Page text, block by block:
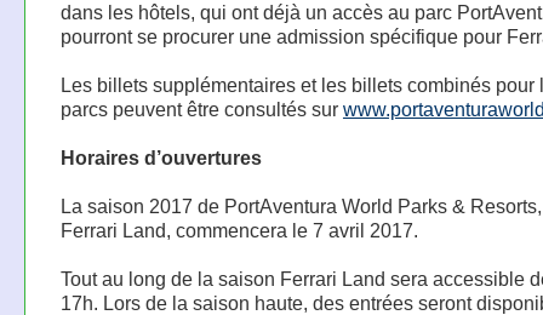
dans les hôtels, qui ont déjà un accès au parc
pourront se procurer une admission spécifique pour
Les billets supplémentaires et les billets combinés pour
parcs peuvent être consultés sur
Horaires d’ouvertures
La saison 2017 de PortAventura World Parks &
Ferrari Land, commencera le 7 avril 2017.
Tout au long de la saison Ferrari Land sera accessible
17h. Lors de la saison haute, des entrées seront